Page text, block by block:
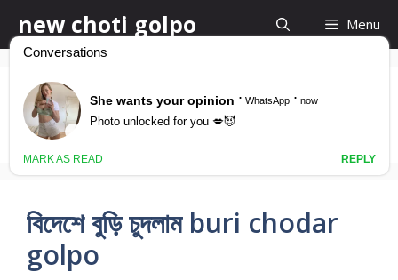
to
content
new choti golpo Menu
buri chodar golpo
বিদেশে বুড়ি চুদলাম buri chodar
golpo